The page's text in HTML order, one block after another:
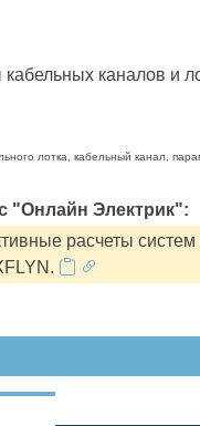
каналов и
лотка, кабельный канал,
"Онлайн Электрик":
расчеты